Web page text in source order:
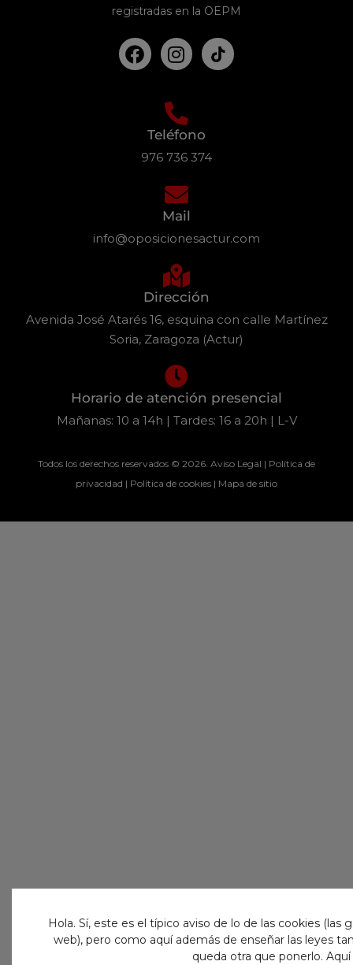
registradas en la OEPM
Teléfono
976 736 374
Mail
info@oposicionesactur.com
Dirección
Avenida José Atarés 16, esquina con calle Martínez
Soria, Zaragoza (Actur)
Horario de atención presencial
Mañanas: 10 a 14h | Tardes: 16 a 20h | L-V
Todos los derechos reservados © 2026. Aviso Legal | Política de
privacidad | Política de cookies | Mapa de sitio
Hola. Sí, este es el típico aviso de lo de las cookies (las
web), pero como aquí además de enseñar las leyes
queda otra que ponerlo. Aquí